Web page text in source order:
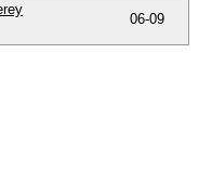
06-09